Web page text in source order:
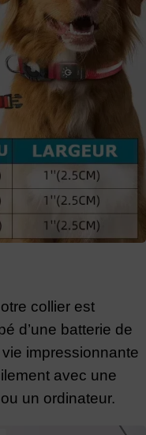
collier est
d’une batterie de
impressionnante
avec une
un ordinateur.